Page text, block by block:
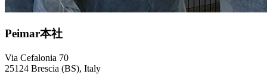
Peimar本社
Via Cefalonia 70
25124 Brescia (BS), Italy